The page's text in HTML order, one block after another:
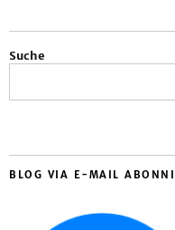
Suche
BLOG VIA E-MAIL